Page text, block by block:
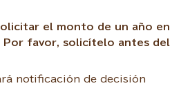
el monto de un año en
favor, solicítelo antes del
notificación de decisión